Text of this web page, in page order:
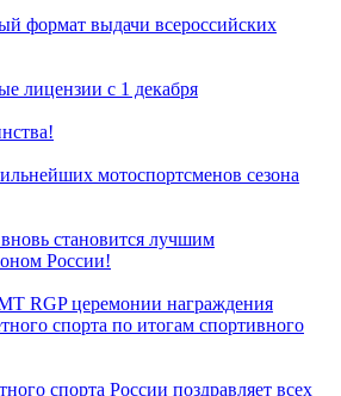
формат выдачи всероссийских
лицензии с 1 декабря
мотоспортсменов сезона
становится лучшим
России!
RGP церемонии награждения
спорта по итогам спортивного
спорта России поздравляет всех